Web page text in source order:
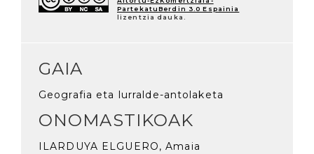
PartekatuBerdin 3.0 Espainia
lizentzia dauka.
GAIA
Geografia eta lurralde-antolaketa
ONOMASTIKOAK
ILARDUYA ELGUERO, Amaia